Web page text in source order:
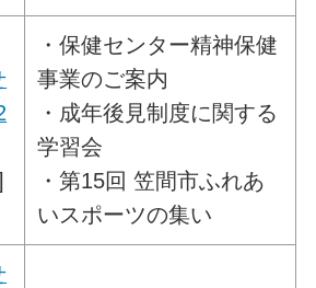
・保健センター精神保健
事業のご案内
・成年後見制度に関する
学習会
・第15回 笠間市ふれあ
いスポーツの集い